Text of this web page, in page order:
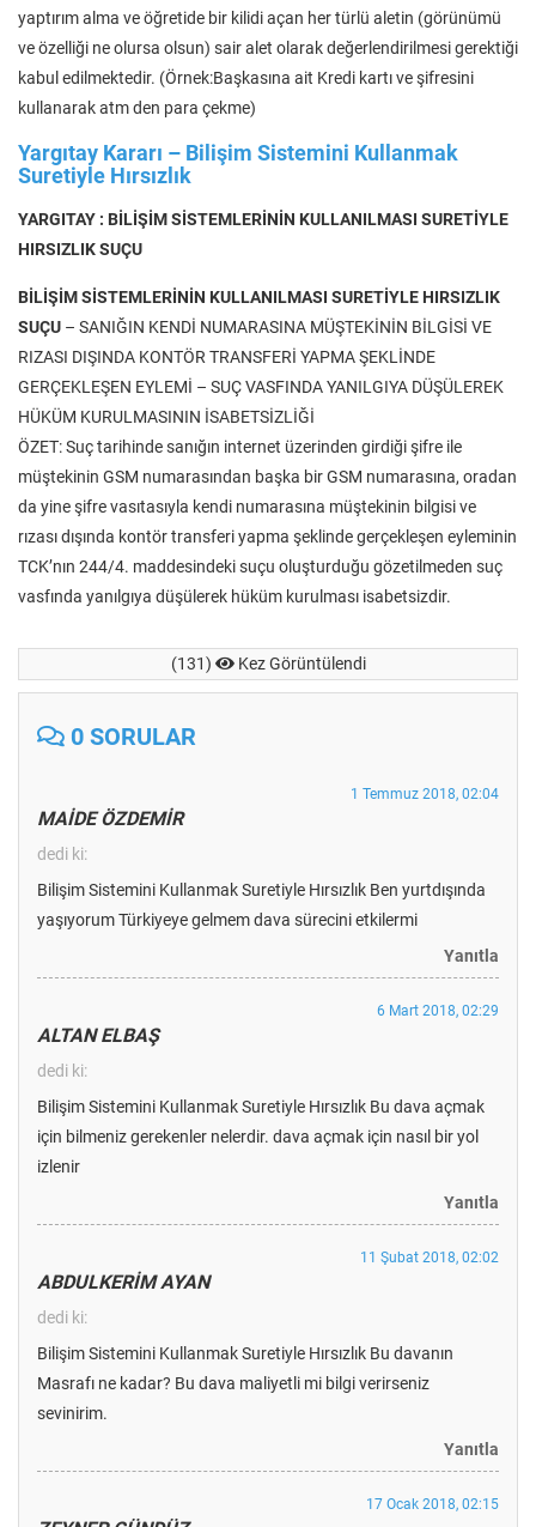
yaptırım alma ve öğretide bir kilidi açan her türlü aletin (görünümü
ve özelliği ne olursa olsun) sair alet olarak değerlendirilmesi gerektiği
kabul edilmektedir. (Örnek:Başkasına ait Kredi kartı ve şifresini
kullanarak atm den para çekme)
Yargıtay Kararı – Bilişim Sistemini Kullanmak
Suretiyle Hırsızlık
YARGITAY : BİLİŞİM SİSTEMLERİNİN KULLANILMASI SURETİYLE
HIRSIZLIK SUÇU
BİLİŞİM SİSTEMLERİNİN KULLANILMASI SURETİYLE HIRSIZLIK
SUÇU – SANIĞIN KENDİ NUMARASINA MÜŞTEKİNİN BİLGİSİ VE
RIZASI DIŞINDA KONTÖR TRANSFERİ YAPMA ŞEKLİNDE
GERÇEKLEŞEN EYLEMİ – SUÇ VASFINDA YANILGIYA DÜŞÜLEREK
HÜKÜM KURULMASININ İSABETSİZLİĞİ
ÖZET: Suç tarihinde sanığın internet üzerinden girdiği şifre ile
müştekinin GSM numarasından başka bir GSM numarasına, oradan
da yine şifre vasıtasıyla kendi numarasına müştekinin bilgisi ve
rızası dışında kontör transferi yapma şeklinde gerçekleşen eyleminin
TCK’nın 244/4. maddesindeki suçu oluşturduğu gözetilmeden suç
vasfında yanılgıya düşülerek hüküm kurulması isabetsizdir.
(131) Kez Görüntülendi
0 SORULAR
MAİDE ÖZDEMİR
dedi ki:
1 Temmuz 2018, 02:04
Bilişim Sistemini Kullanmak Suretiyle Hırsızlık Ben yurtdışında
yaşıyorum Türkiyeye gelmem dava sürecini etkilermi
Yanıtla
ALTAN ELBAŞ
dedi ki:
6 Mart 2018, 02:29
Bilişim Sistemini Kullanmak Suretiyle Hırsızlık Bu dava açmak
için bilmeniz gerekenler nelerdir. dava açmak için nasıl bir yol
izlenir
Yanıtla
ABDULKERİM AYAN
dedi ki:
11 Şubat 2018, 02:02
Bilişim Sistemini Kullanmak Suretiyle Hırsızlık Bu davanın
Masrafı ne kadar? Bu dava maliyetli mi bilgi verirseniz
sevinirim.
Yanıtla
17 Ocak 2018, 02:15